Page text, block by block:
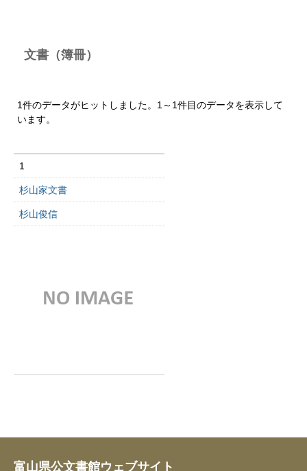
文書（簿冊）
1件のデータがヒットしました。1～1件目のデータを表示して
います。
1
杉山家文書
杉山俊信
富山県公文書館ウェブサイト